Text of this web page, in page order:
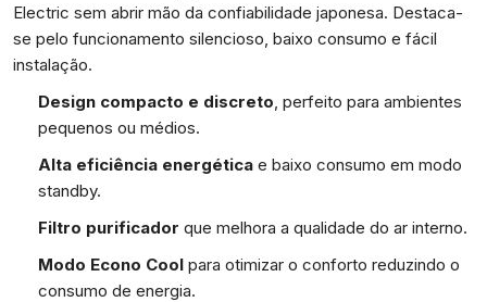
Electric sem abrir mão da confiabilidade japonesa. Destaca-
se pelo funcionamento silencioso, baixo consumo e fácil
instalação.
Design compacto e discreto, perfeito para ambientes
pequenos ou médios.
Alta eficiência energética e baixo consumo em modo
standby.
Filtro purificador que melhora a qualidade do ar interno.
Modo Econo Cool para otimizar o conforto reduzindo o
consumo de energia.